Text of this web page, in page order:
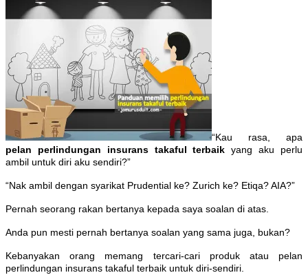
“Kau rasa, apa
pelan perlindungan insurans takaful terbaik yang aku perlu
ambil untuk diri aku sendiri?”
“Nak ambil dengan syarikat Prudential ke? Zurich ke? Etiqa? AIA?”
Pernah seorang rakan bertanya kepada saya soalan di atas.
Anda pun mesti pernah bertanya soalan yang sama juga, bukan?
Kebanyakan orang memang tercari-cari produk atau pelan
perlindungan insurans takaful terbaik untuk diri-sendiri.